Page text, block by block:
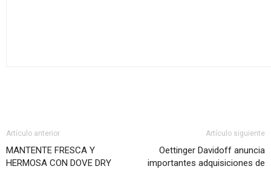
Artículo anterior
MANTENTE FRESCA Y
HERMOSA CON DOVE DRY
Artículo siguiente
Oettinger Davidoff anuncia
importantes adquisiciones de